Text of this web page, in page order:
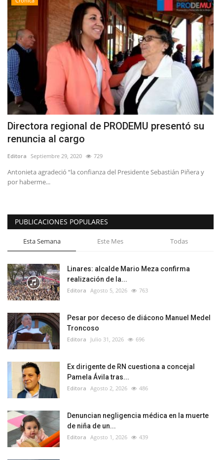
Directora regional de PRODEMU presentó su
renuncia al cargo
Editora Septiembre 29, 2020 729
Antonieta agradeció “la confianza del Presidente Sebastián Piñera y
por haberme...
PUBLICACIONES POPULARES
Esta Semana Este Mes Todas
Linares: alcalde Mario Meza confirma
realización de la...
Editora Agosto 5, 2026 763
Pesar por deceso de diácono Manuel Medel
Troncoso
Editora Julio 31, 2026 696
Ex dirigente de RN cuestiona a concejal
Pamela Ávila tras...
Editora Agosto 2, 2026 486
Denuncian negligencia médica en la muerte
de niña de un...
Editora Agosto 1, 2026 439